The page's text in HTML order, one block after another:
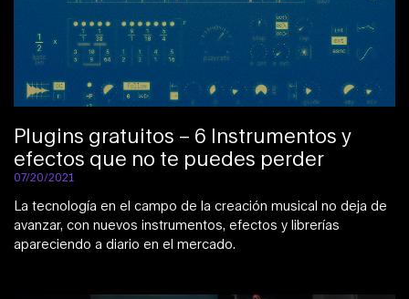
Plugins gratuitos – 6 Instrumentos y
efectos que no te puedes perder
07/20/2021
La tecnología en el campo de la creación musical no deja de
avanzar, con nuevos instrumentos, efectos y librerías
apareciendo a diario en el mercado.